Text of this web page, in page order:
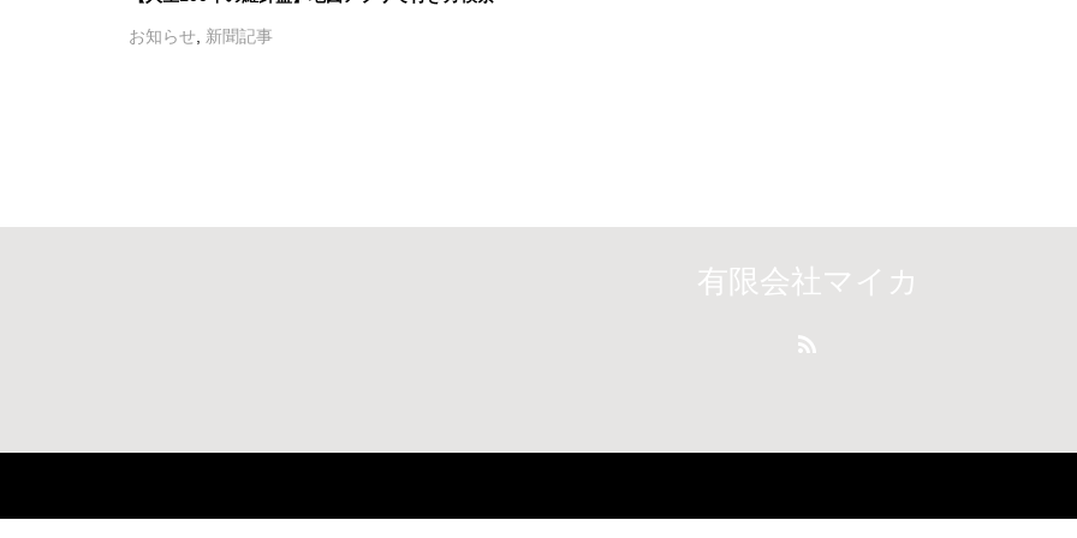
お知らせ 新聞記事
有限会社マイカ